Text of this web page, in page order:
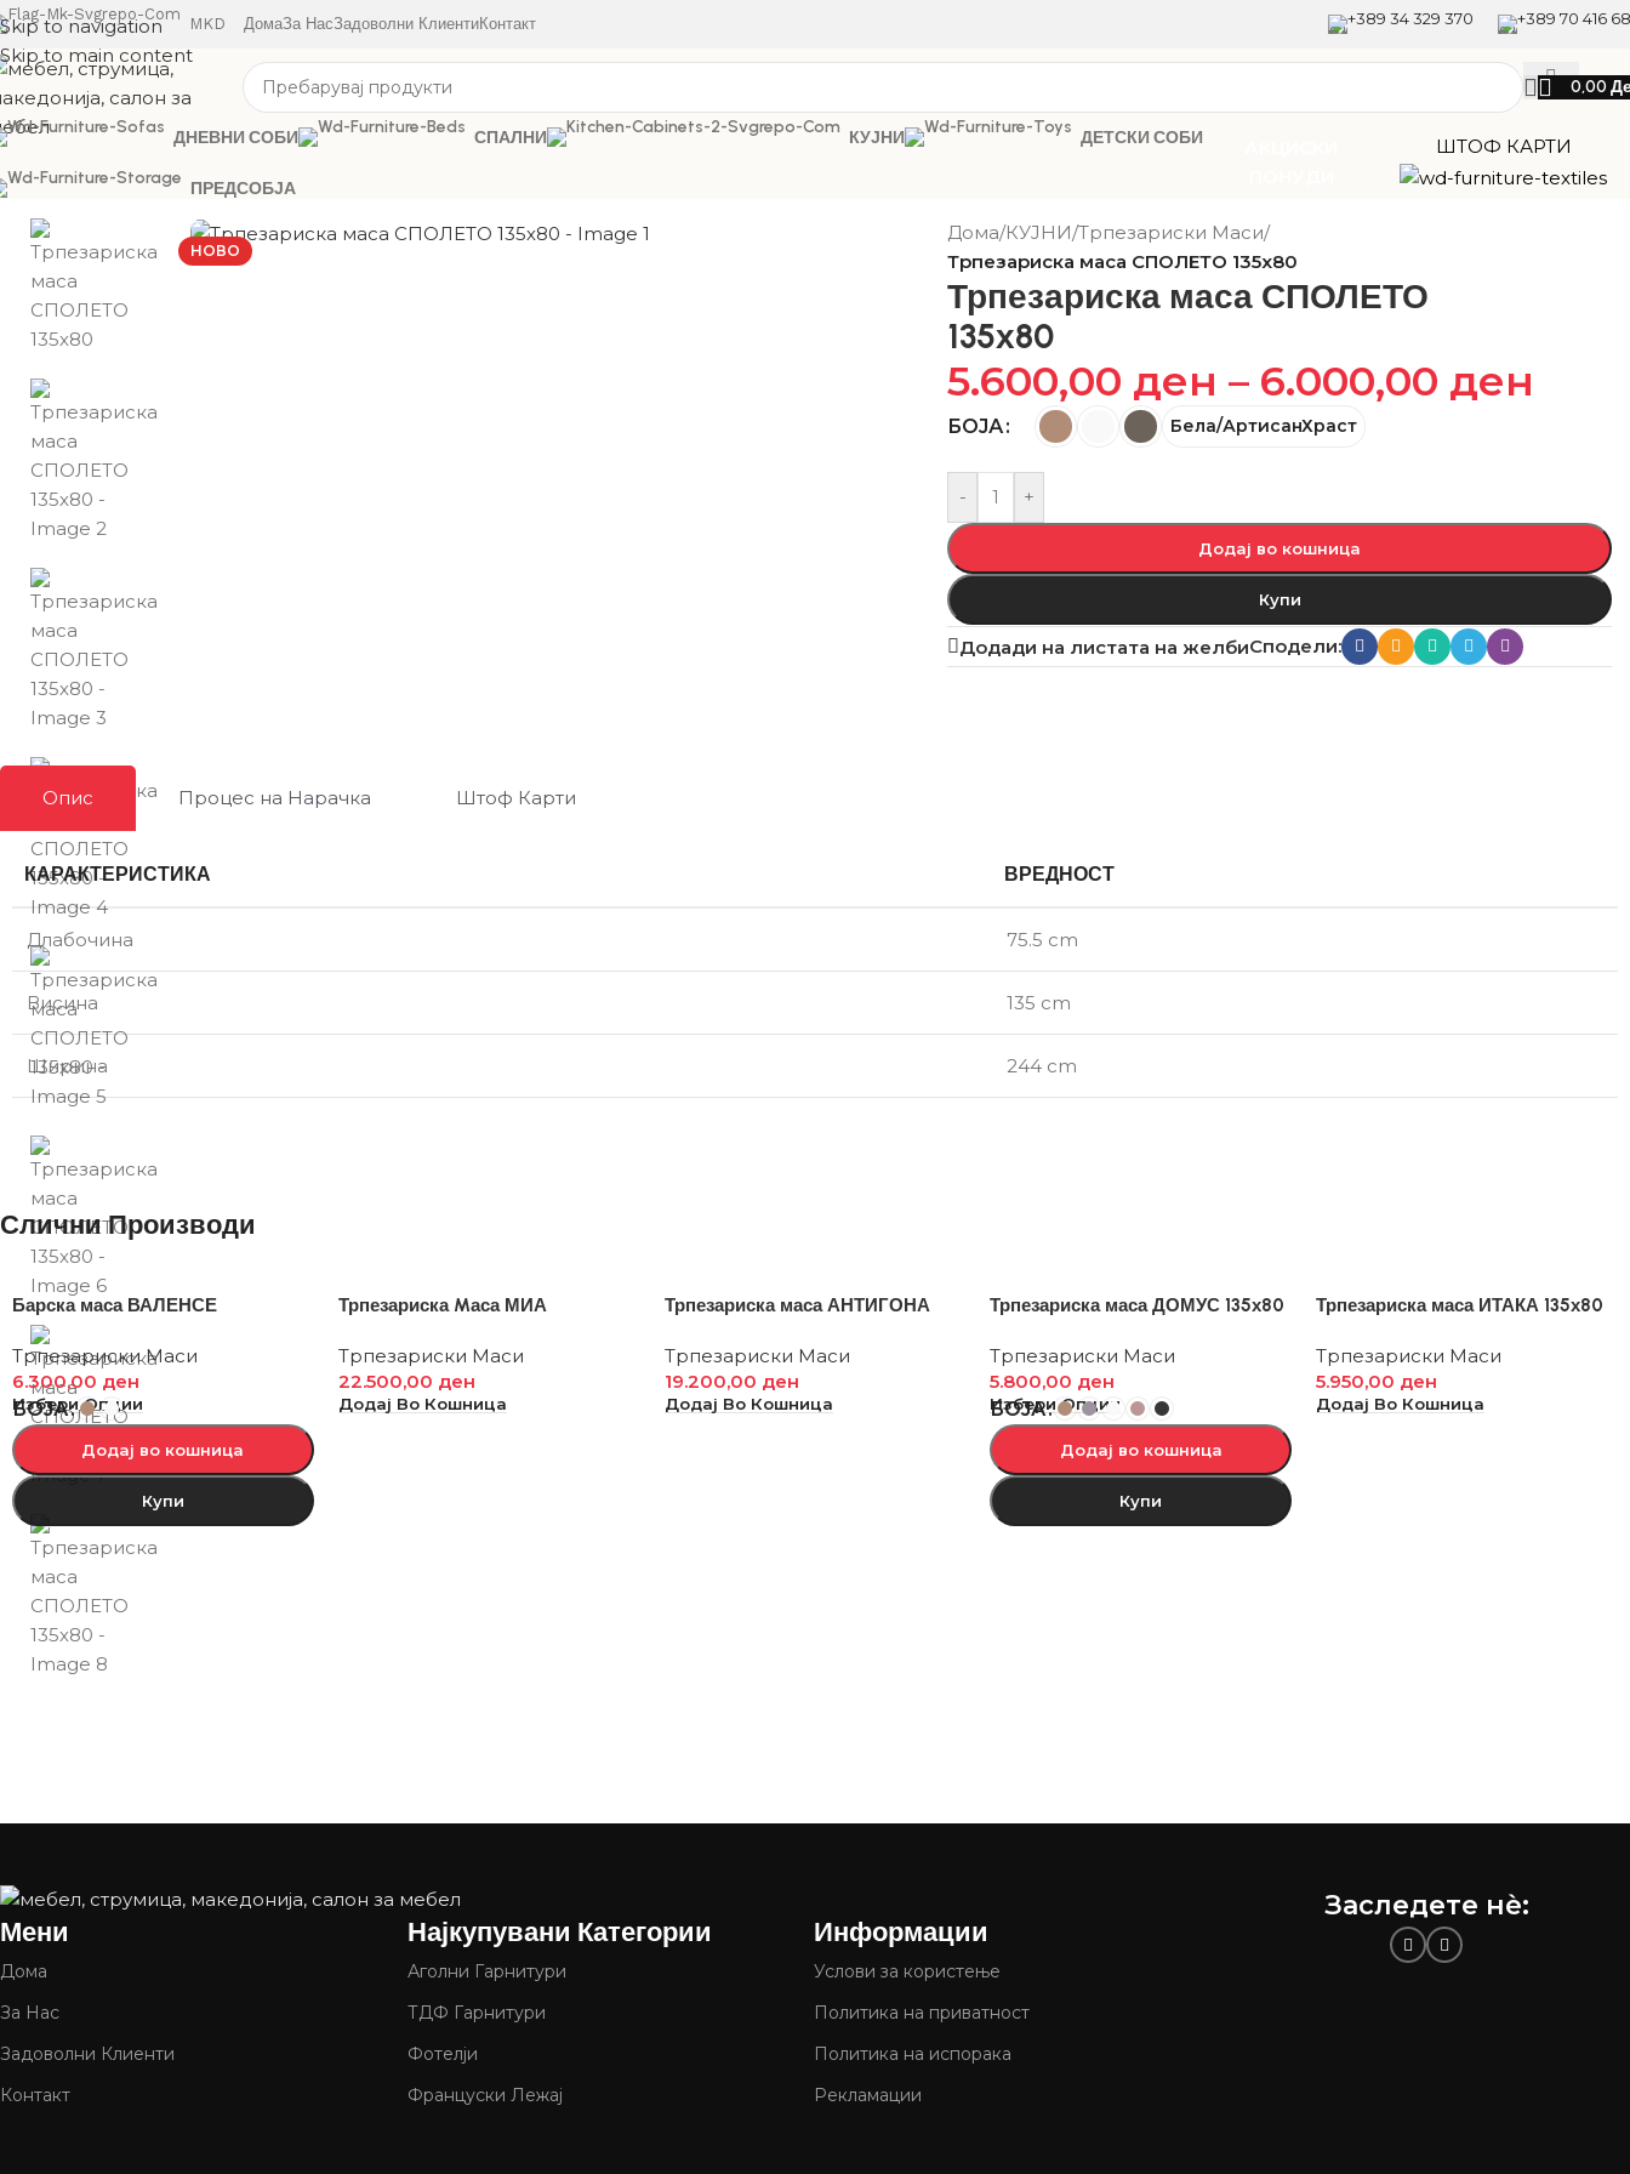
Skip to navigation
Skip to main content
MKD ДомаЗа НасЗадоволни КлиентиКонтакт +389 34 329 370 +389 70 416
0,00
ДНЕВНИ СОБИ СПАЛНИ КУЈНИ ДЕТСКИ СОБИ
ПРЕДСОБЈА
ШТОФ КАРТИ
НОВО
Дома/КУЈНИ/Трпезариски Маси/
Трпезариска маса СПОЛЕТО 135х80
Трпезариска маса СПОЛЕТО
135х80
5.600,00 ден – 6.000,00 ден
БОЈА Бела/АртисанХраст
- +
Додај во кошница
Купи
Додади на листата на желбиСподели:
Опис Процес на Нарачка Штоф Карти
КАРАКТЕРИСТИКА ВРЕДНОСТ
Длабочина 75.5 cm
Висина 135 cm
Ширина 244 cm
Слични Производи
Барска маса ВАЛЕНСЕ
Трпезариски Маси
6.300,00 ден
Избери Опции
БОЈА
Додај во кошница
Купи
Трпезариска Mаса МИА
Трпезариски Маси
22.500,00 ден
Додај Во Кошница
Трпезариска маса АНТИГОНА
Трпезариски Маси
19.200,00 ден
Додај Во Кошница
Трпезариска маса ДОМУС 135х80
Трпезариски Маси
5.800,00 ден
Избери Опции
БОЈА
Додај во кошница
Купи
Трпезариска маса ИТАКА 135х80
Трпезариски Маси
5.950,00 ден
Додај Во Кошница
Мени
Дома
За Нас
Задоволни Клиенти
Контакт
Најкупувани Категории
Аголни Гарнитури
ТДФ Гарнитури
Фотелји
Француски Лежај
Информации
Услови за користење
Политика на приватност
Политика на испорака
Рекламации
Заследете нѐ: